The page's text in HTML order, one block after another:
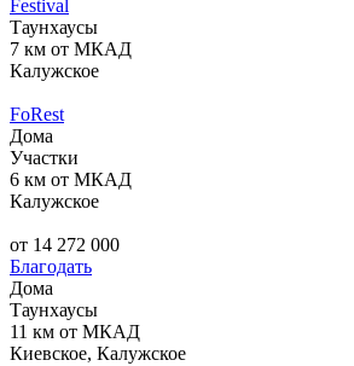
Festival
Таунхаусы
7 км от МКАД
Калужское
FoRest
Дома
Участки
6 км от МКАД
Калужское
от 14 272 000
Благодать
Дома
Таунхаусы
11 км от МКАД
Киевское, Калужское